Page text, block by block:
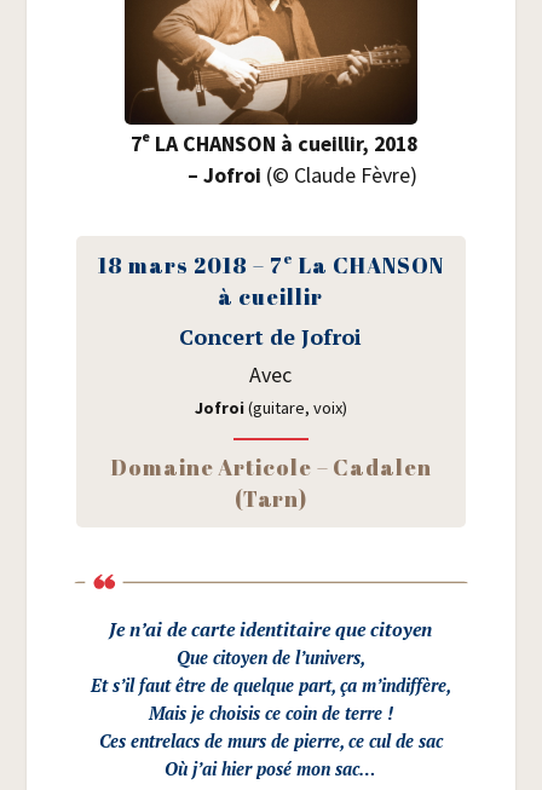
7eLA CHANSON à cueillir, 2018
– Jofroi (© Claude Fèvre)
18 mars 2018 – 7e La CHANSON
à cueillir
Concert de Jofroi
Avec
Jofroi(gui­tare, voix)
Domaine Arti­cole – Cada­len
(Tarn)
Je n’ai de carte iden­ti­taire que citoyen
Que citoyen de l’univers,
Et s’il faut être de quelque part, ça m’indiffère,
Mais je choi­sis ce coin de terre !
Ces entre­lacs de murs de pierre, ce cul de sac
Où j’ai hier posé mon sac…